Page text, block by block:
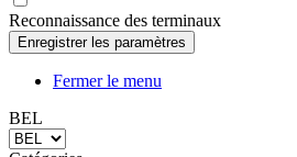
Fermer le menu
BEL
Catégories